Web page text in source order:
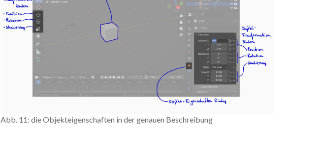
Abb. 11: die Objekteigenschaften in der genauen Beschreibung